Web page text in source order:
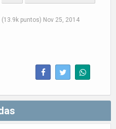
(13.9k puntos) Nov 25, 2014